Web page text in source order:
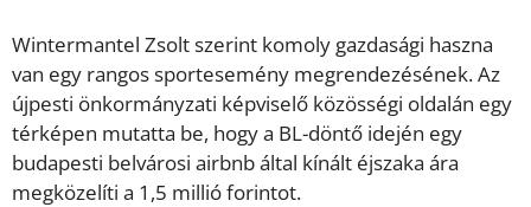
Wintermantel Zsolt szerint komoly gazdasági haszna
van egy rangos sportesemény megrendezésének. Az
újpesti önkormányzati képviselő közösségi oldalán egy
térképen mutatta be, hogy a BL-döntő idején egy
budapesti belvárosi airbnb által kínált éjszaka ára
megközelíti a 1,5 millió forintot.